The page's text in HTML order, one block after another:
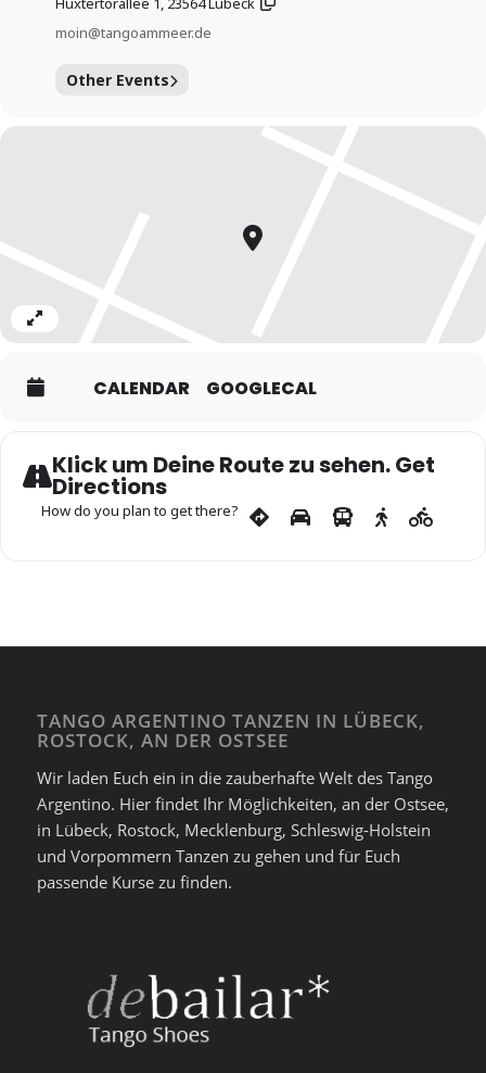
moin@tangoammeer.de
Other Events
CALENDAR GOOGLECAL
Klick um Deine Route zu sehen. Get
Directions
How do you plan to get there?
TANGO ARGENTINO TANZEN IN LÜBECK,
ROSTOCK, AN DER OSTSEE
Wir laden Euch ein in die zauberhafte Welt des Tango
Argentino. Hier findet Ihr Möglichkeiten, an der Ostsee,
in Lübeck, Rostock, Mecklenburg, Schleswig-Holstein
und Vorpommern Tanzen zu gehen und für Euch
passende Kurse zu finden.